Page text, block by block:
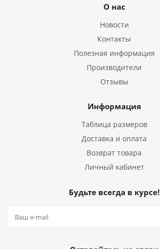
О нас
Новости
Контакты
Полезная информация
Производители
Отзывы
Информация
Таблица размеров
Доставка и оплата
Возврат товара
Личный кабинет
Будьте всегда в курсе!